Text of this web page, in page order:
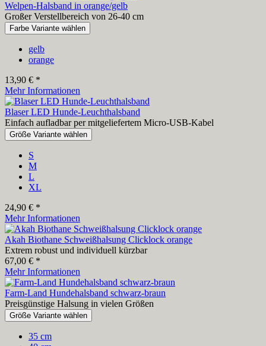
Welpen-Halsband in orange/gelb
Großer Verstellbereich von 26-40 cm
Farbe Variante wählen
gelb
orange
13,90 € *
Mehr Informationen
Blaser LED Hunde-Leuchthalsband
Einfach aufladbar per mitgeliefertem Micro-USB-Kabel
Größe Variante wählen
S
M
L
XL
24,90 € *
Mehr Informationen
Akah Biothane Schweißhalsung Clicklock orange
Extrem robust und individuell kürzbar
67,00 € *
Mehr Informationen
Farm-Land Hundehalsband schwarz-braun
Preisgünstige Halsung in vielen Größen
Größe Variante wählen
35 cm